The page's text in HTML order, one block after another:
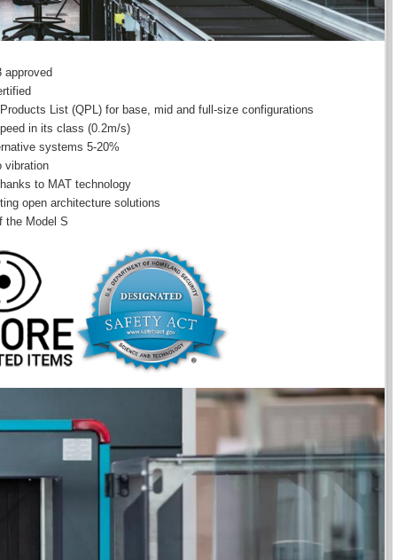
approved
in its class (0.2m/s)
5-20% lower power consumption compared to alternative systems
vibration
to MAT technology
open architecture solutions
the Model S